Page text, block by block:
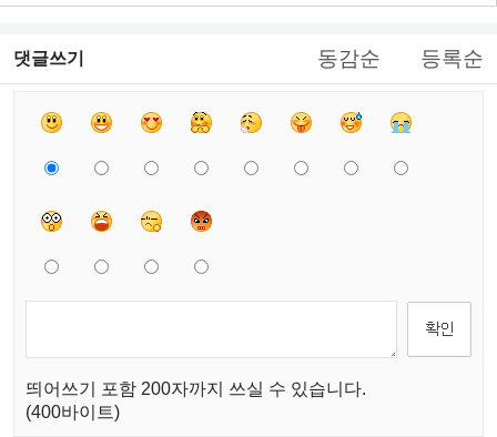
댓글쓰기 동감순 등록순
띄어쓰기 포함 200자까지 쓰실 수 있습니다.
(400바이트)